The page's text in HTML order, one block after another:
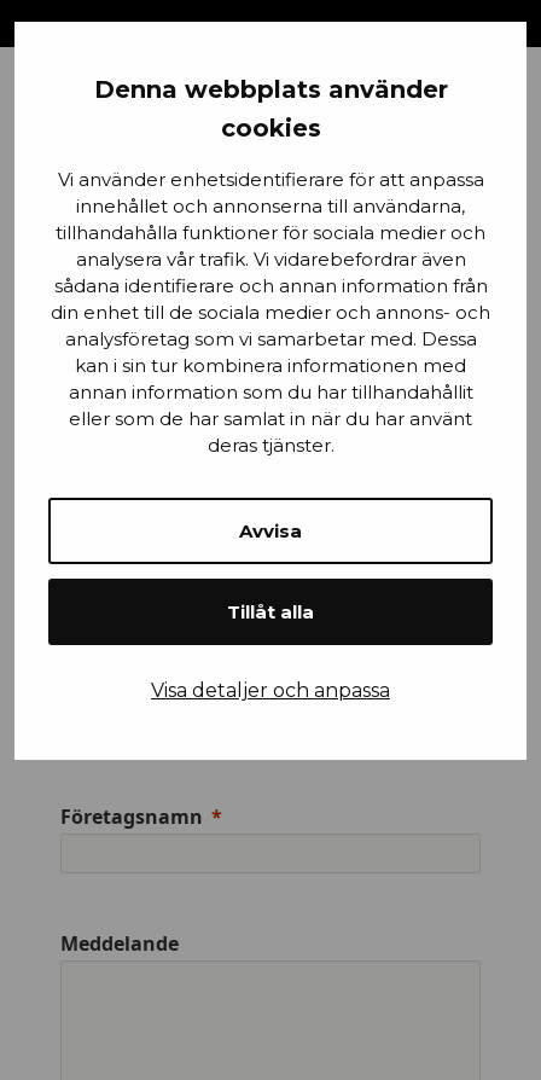
Denna webbplats använder
cookies
Vi använder enhetsidentifierare för att anpassa
innehållet och annonserna till användarna,
tillhandahålla funktioner för sociala medier och
analysera vår trafik. Vi vidarebefordrar även
sådana identifierare och annan information från
din enhet till de sociala medier och annons- och
analysföretag som vi samarbetar med. Dessa
kan i sin tur kombinera informationen med
annan information som du har tillhandahållit
eller som de har samlat in när du har använt
deras tjänster.
Avvisa
Tillåt alla
Visa detaljer och anpassa
Email
Stad
Mobilnummer
Efternamn
Företagsnamn
Meddelande